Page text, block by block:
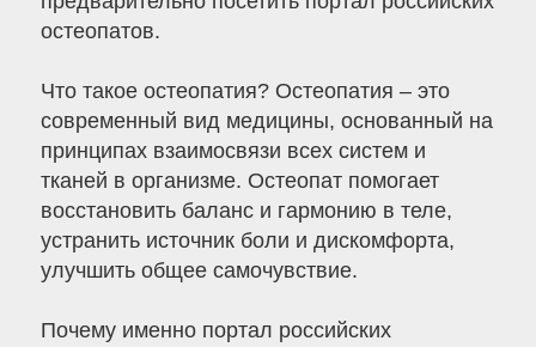
остеопатов.
Что такое остеопатия? Остеопатия – это
современный вид медицины, основанный на
принципах взаимосвязи всех систем и
тканей в организме. Остеопат помогает
восстановить баланс и гармонию в теле,
устранить источник боли и дискомфорта,
улучшить общее самочувствие.
Почему именно портал российских